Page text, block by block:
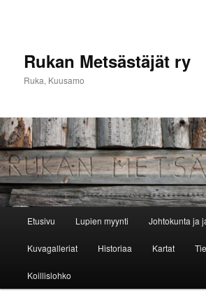
Rukan Metsästäjät ry
Ruka, Kuusamo
Etusivu Lupien myynti Johtokunta ja
Kuvagalleriat Historiaa Kartat
Koillislohko